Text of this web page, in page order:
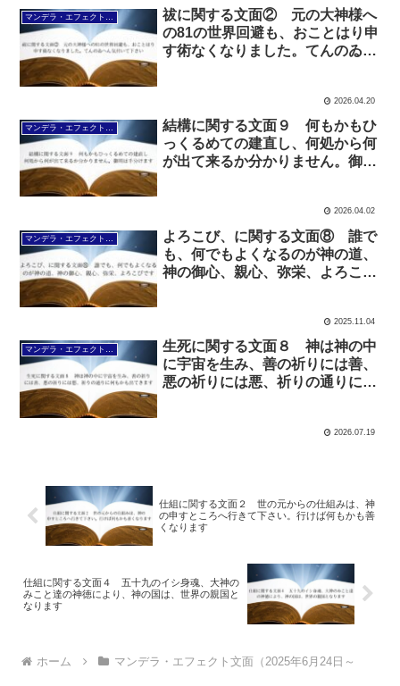
マンデラ・エフェクト文面（2025年6月24日～
祓に関する文面② 元の大神様へ
の81の世界回避も、おことはり申
す術なくなりました。てんのゐへ
2026.04.20
マンデラ・エフェクト文面（2025年6月24日～
結構に関する文面９ 何もかもひ
っくるめての建直し、何処から何
が出て来るか分かりません。御用
2026.04.02
よろこび、に関する文面⑧ 誰で
も、何でもよくなるのが神の道、
神の御心、親心、弥栄、よろこび
2025.11.04
生死に関する文面８ 神は神の中
に宇宙を生み、善の祈りには善、
悪の祈りには悪、祈りの通りに何
2026.07.19
仕組に関する文面２ 世の元からの仕組みは、神
の申すところへ行きて下さい。行けば何もかも善
くなります
仕組に関する文面４ 五十九のイシ身魂、大神の
みこと達の神徳により、神の国は、世界の親国と
なります
ホーム マンデラ・エフェクト文面（2025年6月24日～